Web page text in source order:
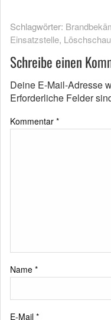
Schlagwörter:
Einsatzstelle,
Schreibe einen
Deine E-Mail-Adresse
Erforderliche Felder
Kommentar *
Name *
E-Mail *